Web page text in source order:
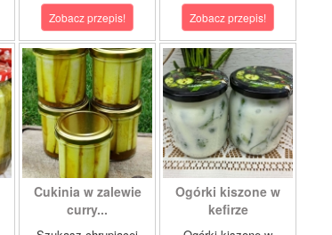
Zobacz przepis! Zobacz przepis!
Cukinia w zalewie
curry...
Ogórki kiszone w
kefirze